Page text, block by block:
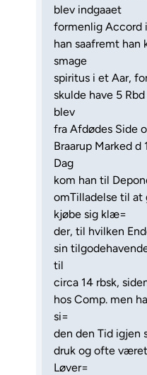
blev indgaaet
formenlig Accord
han saafremt
smage
spiritus i et Aar,
skulde have 5
blev
fra Afdødes Side
Braarup Marked d
Dag
kom han til
omTilladelse til at
kjøbe sig klæ=
der, til hvilken
sin
til
circa 14 rbsk,
hos Comp. men
si=
den den Tid igjen
druk og ofte
Løver=